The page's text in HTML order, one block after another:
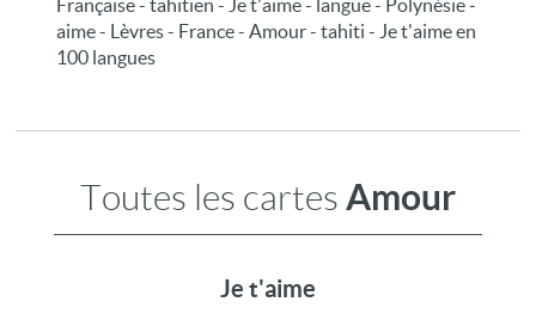
Française - tahitien - Je t'aime - langue - Polynésie -
aime - Lèvres - France - Amour - tahiti - Je t'aime en
100 langues
Toutes les cartes Amour
Je t'aime